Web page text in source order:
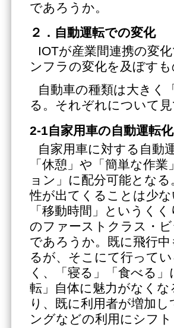
であろうか。
２．自動運転での変化
IOTが産業間連携の変
ンフラの変化を及ぼすも
自動車の種類は大きく
る。それぞれについて見
2-1自家用車の自動運転化
自家用車に対する自動
「休憩」や「簡単な作
ョン」に配分可能とな
性が出てくることは少
「移動時間」というく
のファーストクラス・
であろうか。既に飛行
るが、そこにて行って
く、「寝る」「食べる
転」自体に魅力がなく
り、既に利用者が増加
ングなどの利用にシフ